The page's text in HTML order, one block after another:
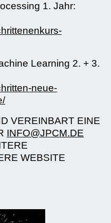
1. Jahr:
Learning 2. + 3.
neue-
VEREINBART EINE
INFO@JPCM.DE
WEBSITE